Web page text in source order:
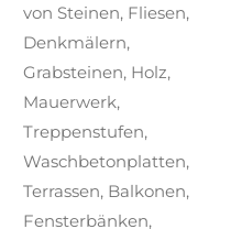
von Steinen, Fliesen,
Denkmälern,
Grabsteinen, Holz,
Mauerwerk,
Treppenstufen,
Waschbetonplatten,
Terrassen, Balkonen,
Fensterbänken,